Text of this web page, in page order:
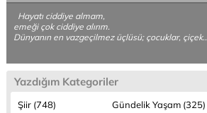
Hayatı ciddiye almam,
emeği çok ciddiye alırım.
Dünyanın en vazgeçilmez üçlüsü; çocuklar, çiçek..
Yazdığım Kategoriler
Şiir (748)
Gündelik Yaşam (325)